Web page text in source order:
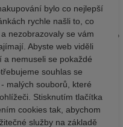
bylo co nejlepší
rychle našli to, co
nezobrazovaly se vám
Abyste web viděli
nemuseli se pokaždé
souhlas se
malých souborů, které
Stisknutím tlačítka
cookies tak, abychom
služby na základě